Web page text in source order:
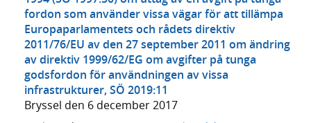
fordon som använder vissa vägar för att tillämpa
Europaparlamentets och rådets direktiv
2011/76/EU av den 27 september 2011 om ändring
av direktiv 1999/62/EG om avgifter på tunga
godsfordon för användningen av vissa
infrastrukturer, SÖ 2019:11
Bryssel den 6 december 2017